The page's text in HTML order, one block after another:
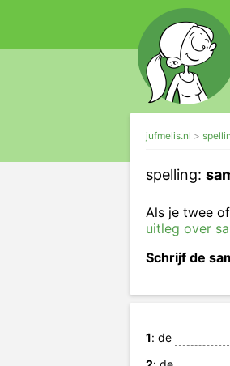
jufmelis.nl
spelling:
Als je twee
uitleg over
Schrijf de
1: de